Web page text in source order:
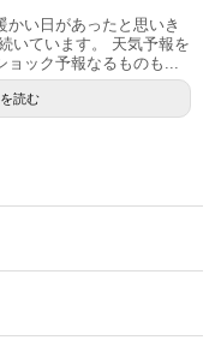
い日があったと思いき
いています。 天気予報を
ョック予報なるものも...
読む